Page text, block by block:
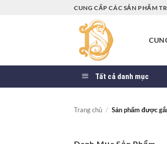
CUNG CẤP CÁC SẢN PHẨM
Tất cả danh mục
Trang chủ / Sản phẩm được